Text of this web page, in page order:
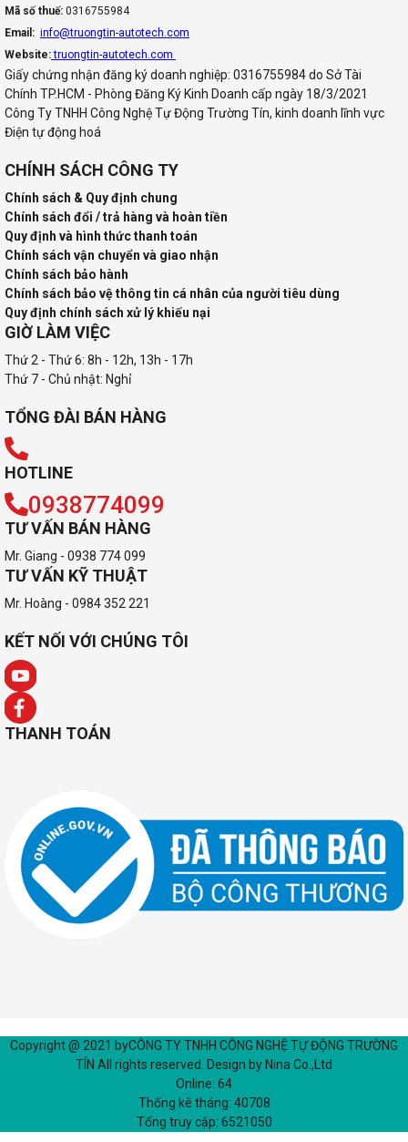
Mã số thuế: 0316755984
Email: info@truongtin-autotech.com
Website:truongtin-autotech.com
Giấy chứng nhận đăng ký doanh nghiệp: 0316755984 do Sở Tài
Chính TP.HCM - Phòng Đăng Ký Kinh Doanh cấp ngày 18/3/2021
Công Ty TNHH Công Nghệ Tự Động Trường Tín, kinh doanh lĩnh vực
Điện tự động hoá
CHÍNH SÁCH CÔNG TY
Chính sách & Quy định chung
Chính sách đổi / trả hàng và hoàn tiền
Quy định và hình thức thanh toán
Chính sách vận chuyển và giao nhận
Chính sách bảo hành
Chính sách bảo vệ thông tin cá nhân của người tiêu dùng
Quy định chính sách xử lý khiếu nại
GIỜ LÀM VIỆC
Thứ 2 - Thứ 6: 8h - 12h, 13h - 17h
Thứ 7 - Chủ nhật: Nghỉ
TỔNG ĐÀI BÁN HÀNG
HOTLINE
0938774099
TƯ VẤN BÁN HÀNG
Mr. Giang - 0938 774 099
TƯ VẤN KỸ THUẬT
Mr. Hoàng - 0984 352 221
KẾT NỐI VỚI CHÚNG TÔI
THANH TOÁN
Copyright @ 2021 byCÔNG TY TNHH CÔNG NGHỆ TỰ ĐỘNG TRƯỜNG
TÍN All rights reserved. Design by Nina Co.,Ltd
Online: 64
Thống kê tháng: 40708
Tổng truy cập: 6521050